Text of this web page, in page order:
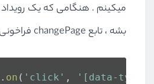
میکینم . هنگامی که یک
بشه ، تابع changePage فراخونی میشه .
on ( 'click' ,
'[data-